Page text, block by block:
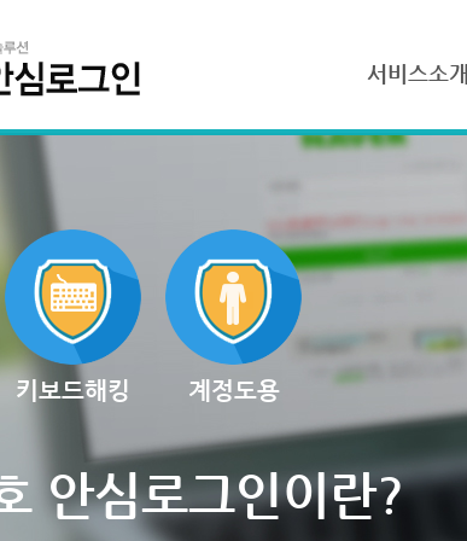
서비스소개
키보드해킹 계정도용
안심로그인이란?